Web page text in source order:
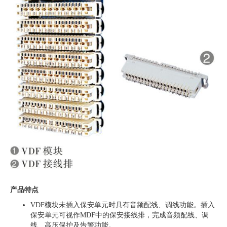
产品特点
VDF模块未插入保安单元时具有音频配线、调线功能。插入
保安单元可视作MDF中的保安接线排，完成音频配线、调
线、高压保护及告警功能。